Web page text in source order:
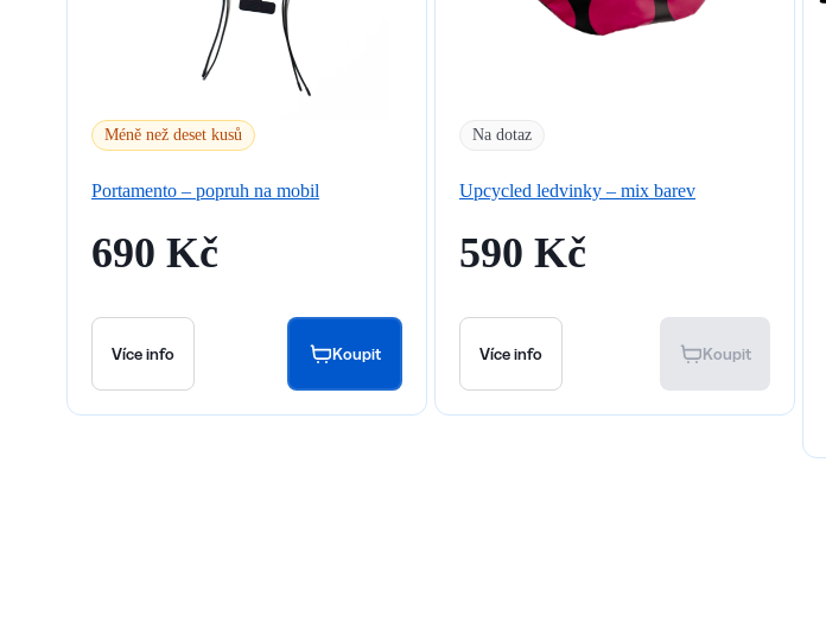
Méně než deset kusů
Portamento – popruh na mobil
690 Kč
Více info Koupit
Na dotaz
Upcycled ledvinky – mix barev
590 Kč
Více info Koupit